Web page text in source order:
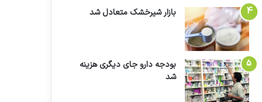
بازار شیرخشک متعادل شد
بودجه دارو جای دیگری هزینه
شد